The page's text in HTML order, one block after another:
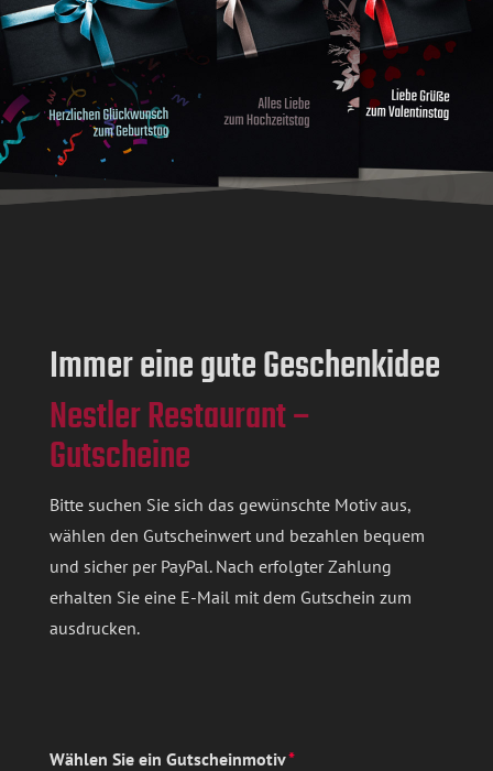
Immer eine gute Geschenkidee
Nestler Restaurant –
Gutscheine
Bitte suchen Sie sich das gewünschte Motiv aus,
wählen den Gutscheinwert und bezahlen bequem
und sicher per PayPal. Nach erfolgter Zahlung
erhalten Sie eine E-Mail mit dem Gutschein zum
ausdrucken.
Wählen Sie ein Gutscheinmotiv